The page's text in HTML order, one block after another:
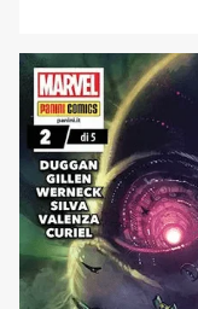
Inoltre si festeggia
Spider-Man, inizia